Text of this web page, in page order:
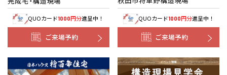
QUOカード1000円分進呈中！
ご来場予約
QUOカード1000円分進呈中！
ご来場予約